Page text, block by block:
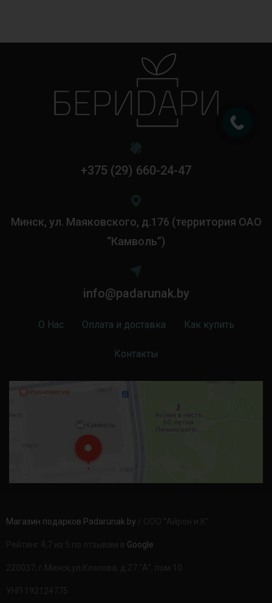
+375 (29) 660-24-47
Минск, ул. Маяковского, д.176 (территория ОАО
“Камволь”)
info@padarunak.by
О Нас Оплата и доставка Как купить
Контакты
Магазин подарков Padarunak.by
Google